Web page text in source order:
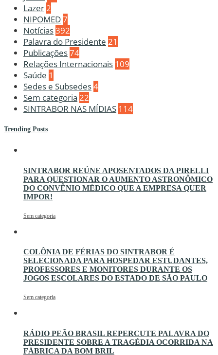
Lazer 2
NIPOMED7
Notícias392
Palavra do Presidente 21
Publicações74
Relações Internacionais 109
Saúde 1
Sedes e Subsedes4
Sem categoria 22
SINTRABOR NAS MÍDIAS 114
Trending Posts
SINTRABOR REÚNE APOSENTADOS DA PIRELLI
PARA QUESTIONAR O AUMENTO ASTRONÔMICO
DO CONVÊNIO MÉDICO QUE A EMPRESA QUER
IMPOR!
Sem categoria
COLÔNIA DE FÉRIAS DO SINTRABOR É
SELECIONADA PARA HOSPEDAR ESTUDANTES,
PROFESSORES E MONITORES DURANTE OS
JOGOS ESCOLARES DO ESTADO DE SÃO PAULO
Sem categoria
RÁDIO PEÃO BRASIL REPERCUTE PALAVRA DO
PRESIDENTE SOBRE A TRAGÉDIA OCORRIDA NA
FÁBRICA DA BOM BRIL